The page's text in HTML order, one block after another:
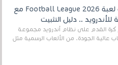
حمل نسخة لعبة Football League 2026 مع
.. دليل التثبيت
كرة القدم على نظام أندرويد مجموعة
عالية الجودة. من الألعاب الرسمية مثل